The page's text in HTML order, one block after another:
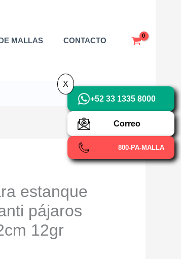
MALLAS CONTACTO
estanque
pájaros
12gr
+52 33 1335 8000
Correo
800-PA-MALLA
X